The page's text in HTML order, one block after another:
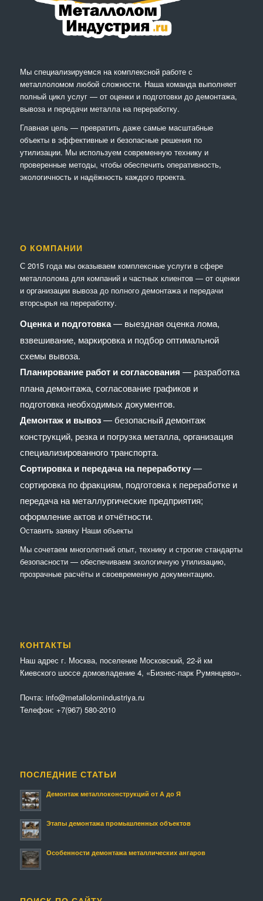
Мы специализируемся на комплексной работе с
металлоломом любой сложности. Наша команда выполняет
полный цикл услуг — от оценки и подготовки до демонтажа,
вывоза и передачи металла на переработку.
Главная цель — превратить даже самые масштабные
объекты в эффективные и безопасные решения по
утилизации. Мы используем современную технику и
проверенные методы, чтобы обеспечить оперативность,
экологичность и надёжность каждого проекта.
О КОМПАНИИ
С 2015 года мы оказываем комплексные услуги в сфере
металлолома для компаний и частных клиентов — от оценки
и организации вывоза до полного демонтажа и передачи
вторсырья на переработку.
Оценка и подготовка— выездная оценка лома,
взвешивание, маркировка и подбор оптимальной
схемы вывоза.
Планирование работ и согласования — разработка
плана демонтажа, согласование графиков и
подготовка необходимых документов.
Демонтаж и вывоз— безопасный демонтаж
конструкций, резка и погрузка металла, организация
специализированного транспорта.
Сортировка и передача на переработку—
сортировка по фракциям, подготовка к переработке и
передача на металлургические предприятия;
оформление актов и отчётности.
Оставить заявку Наши объекты
Мы сочетaем многолетний опыт, технику и строгие стандарты
безопасности — обеспечиваем экологичную утилизацию,
прозрачные расчёты и своевременную документацию.
КОНТАКТЫ
Наш адрес г. Москва, поселение Московский, 22-й км
Киевского шоссе домовладение 4, «Бизнес-парк Румянцево».
Почта: info@metallolomindustriya.ru
Телефон: +7(967) 580-2010
ПОСЛЕДНИЕ СТАТЬИ
Демонтаж металлоконструкций от А до Я
Этапы демонтажа промышленных объектов
Особенности демонтажа металлических ангаров